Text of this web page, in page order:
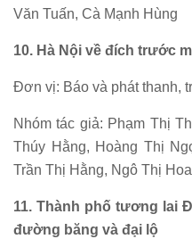
Văn Tuấn, Cà Mạnh Hùng
10. Hà Nội về đích
Đơn vị: Báo và phát thanh,
Nhóm tác giả: Phạm Thị
Thúy Hằng, Hoàng Thị
Trần Thị Hằng, Ngô Thị
11. Thành phố tương lai
đường băng và đại lộ